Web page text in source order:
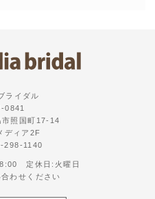
ライダル
0841
市照国町17-14
ディア2F
298-1140
定休日:火曜日
わせください